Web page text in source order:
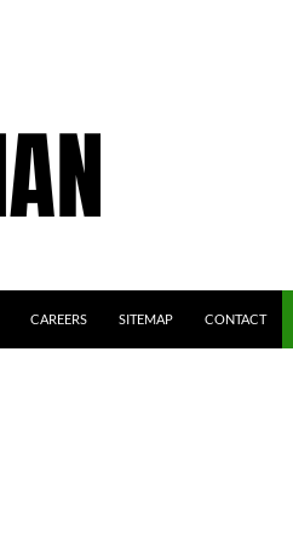
CAREERS SITEMAP CONTACT